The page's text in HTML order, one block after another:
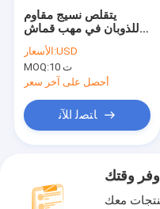
يتقلص نسيج مقاوم
للذوبان في مهب قماش
مرشح لقناع N95 مضاد
للسحب
الأسعار:USD
MOQ:
10 ت
أحصل على آخر سعر
ﺎﺘﺼﻟ ﺍﻶﻧ
وفر وقتك